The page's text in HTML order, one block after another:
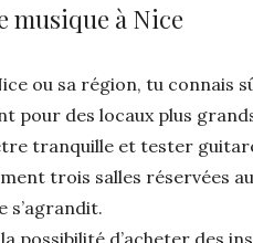
musique à Nice
ou sa région, tu connais
pour des locaux plus
tranquille et tester
trois salles réservées
s’agrandit.
possibilité d’acheter des